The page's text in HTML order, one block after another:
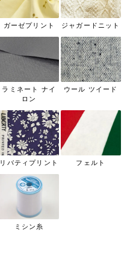
ガーゼプリント ジャガードニット
ラミネート ナイ
ロン
ウール ツイード
リバティプリント フェルト
ミシン糸